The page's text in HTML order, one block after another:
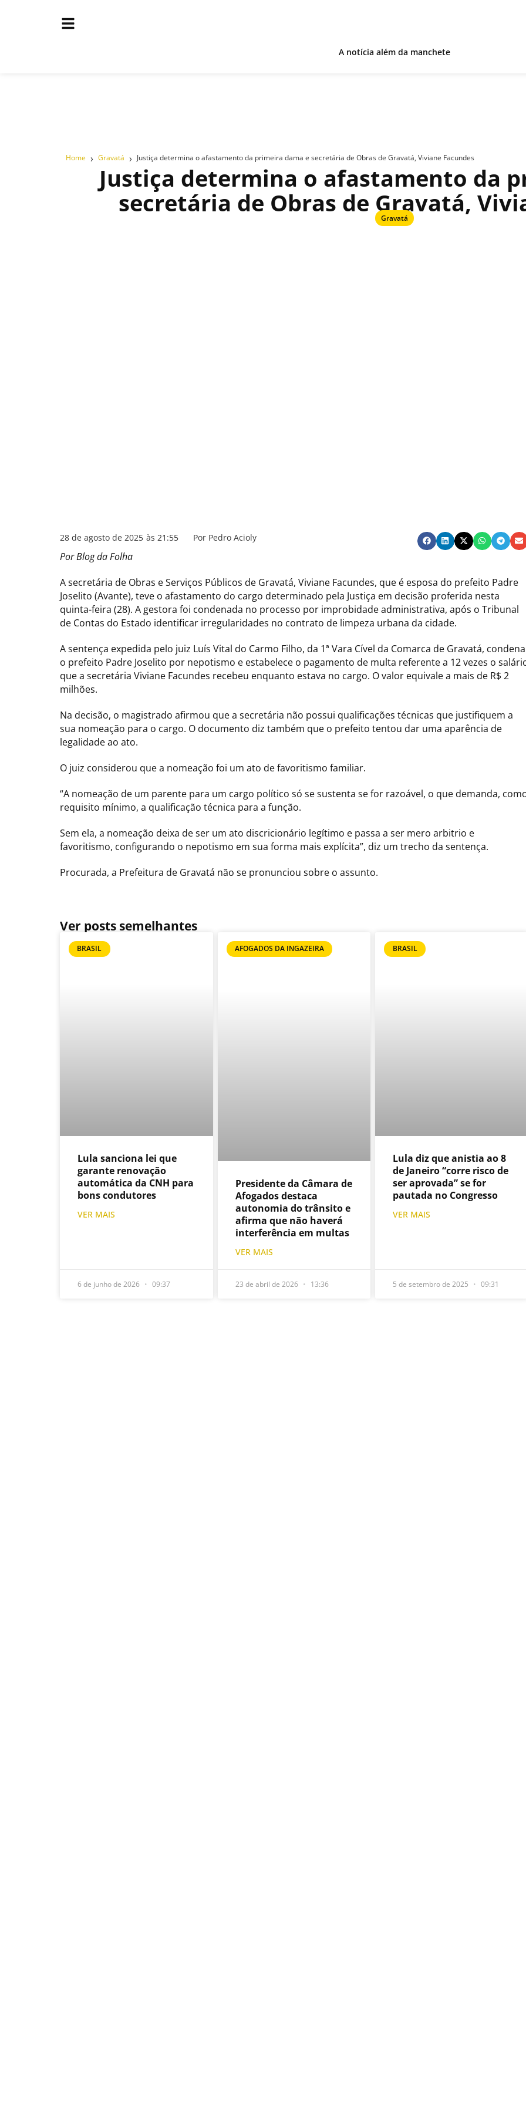
A notícia além da manchete
Home › Gravatá › Justiça determina o afastamento da primeira dama e secretária de Obras de Gravatá, Viviane Facundes
Justiça determina o afastamento da
secretária de Obras de Gravatá,
Gravatá
28 de agosto de 2025 às 21:55 Por Pedro Acioly
Por Blog da Folha
A secretária de Obras e Serviços Públicos de Gravatá, Viviane Facundes, que é esposa do prefeito Padre
Joselito (Avante), teve o afastamento do cargo determinado pela Justiça em decisão proferida nesta
quinta-feira (28). A gestora foi condenada no processo por improbidade administrativa, após o Tribunal
de Contas do Estado identificar irregularidades no contrato de limpeza urbana da cidade.
A sentença expedida pelo juiz Luís Vital do Carmo Filho, da 1ª Vara Cível da Comarca de Gravatá, condena
o prefeito Padre Joselito por nepotismo e estabelece o pagamento de multa referente a 12 vezes o
que a secretária Viviane Facundes recebeu enquanto estava no cargo. O valor equivale a mais de R$ 2
milhões.
Na decisão, o magistrado afirmou que a secretária não possui qualificações técnicas que justifiquem a
sua nomeação para o cargo. O documento diz também que o prefeito tentou dar uma aparência de
legalidade ao ato.
O juiz considerou que a nomeação foi um ato de favoritismo familiar.
“A nomeação de um parente para um cargo político só se sustenta se for razoável, o que demanda,
requisito mínimo, a qualificação técnica para a função.
Sem ela, a nomeação deixa de ser um ato discricionário legítimo e passa a ser mero arbitrio e
favoritismo, configurando o nepotismo em sua forma mais explícita”, diz um trecho da sentença.
Procurada, a Prefeitura de Gravatá não se pronunciou sobre o assunto.
Ver posts semelhantes
BRASIL
Lula sanciona lei que
garante renovação
automática da CNH para
bons condutores
VER MAIS
6 de junho de 2026 09:37
AFOGADOS DA INGAZEIRA
Presidente da Câmara de
Afogados destaca
autonomia do trânsito e
afirma que não haverá
interferência em multas
VER MAIS
23 de abril de 2026 13:36
BRASIL
Lula diz que anistia ao 8
de Janeiro “corre risco de
ser aprovada” se for
pautada no Congresso
VER MAIS
5 de setembro de 2025 09:31